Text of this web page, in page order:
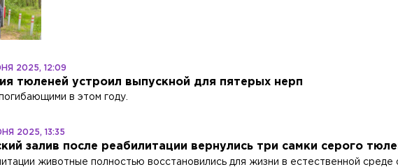
2025, 12:09
тюленей устроил выпускной для пятерых нерп
в этом году.
2025, 13:35
залив после реабилитации вернулись три самки серого
животные полностью восстановились для жизни в естественной среде